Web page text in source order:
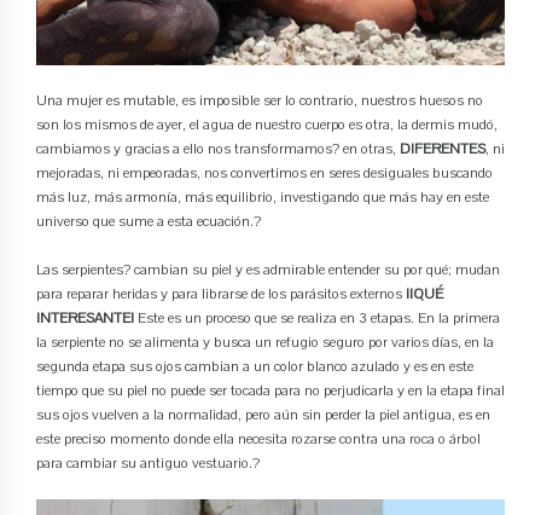
Una mujer es mutable, es imposible ser lo contrario, nuestros huesos no
son los mismos de ayer, el agua de nuestro cuerpo es otra, la dermis mudó,
cambiamos y gracias a ello nos transformamos? en otras, DIFERENTES, ni
mejoradas, ni empeoradas, nos convertimos en seres desiguales buscando
más luz, más armonía, más equilibrio, investigando que más hay en este
universo que sume a esta ecuación.?
Las serpientes? cambian su piel y es admirable entender su por qué; mudan
para reparar heridas y para librarse de los parásitos externos ¡¡QUÉ
INTERESANTE! Este es un proceso que se realiza en 3 etapas. En la primera
la serpiente no se alimenta y busca un refugio seguro por varios días, en la
segunda etapa sus ojos cambian a un color blanco azulado y es en este
tiempo que su piel no puede ser tocada para no perjudicarla y en la etapa final
sus ojos vuelven a la normalidad, pero aún sin perder la piel antigua, es en
este preciso momento donde ella necesita rozarse contra una roca o árbol
para cambiar su antiguo vestuario.?